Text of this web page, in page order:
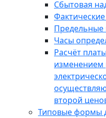
Сбытовая
Предельные
Часы
Расчёт
изменением
второй
Типовые формы